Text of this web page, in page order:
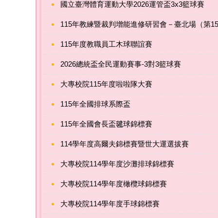
國立臺灣體育運動大學2026運管盃3x3籃球賽
115年教練暨裁判增能進修研習會－臺北場（第
115年度教職員工木球聯誼賽
2026總統盃全民運動賽事-3對3籃球賽
大專校院115年度啦啦隊大賽
115年全國排球系際盃
115年全國會長盃毽球錦標賽
114學年度高爾夫錦標賽暨世大運選拔賽
大專校院114學年度沙灘排球錦標賽
大專校院114學年度橄欖球錦標賽
大專校院114學年度手球錦標賽